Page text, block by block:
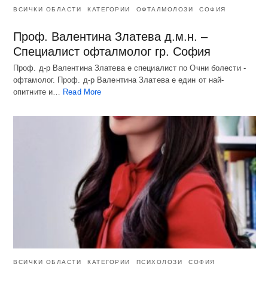
ВСИЧКИ ОБЛАСТИ КАТЕГОРИИ ОФТАЛМОЛОЗИ СОФИЯ
Проф. Валентина Златева д.м.н. –
Специалист офталмолог гр. София
Проф. д-р Валентина Златева е специалист по Очни болести -
офтамолог. Проф. д-р Валентина Златева е един от най-
опитните и… Read More
ВСИЧКИ ОБЛАСТИ КАТЕГОРИИ ПСИХОЛОЗИ СОФИЯ